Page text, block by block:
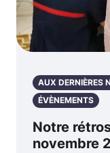
AUX DERNIÈRES
ÉVÈNEMENTS
Notre
novembre